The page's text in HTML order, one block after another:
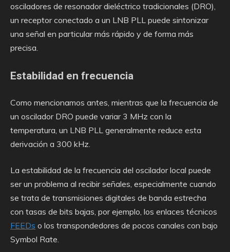
osciladores de resonador dieléctrico tradicionales (DRO),
un receptor conectado a un LNB PLL puede sintonizar
una señal en particular más rápido y de forma más
precisa.
Estabilidad en frecuencia
Como mencionamos antes, mientras que la frecuencia de
un oscilador DRO puede variar 3 MHz con la
temperatura, un LNB PLL generalmente reduce esta
derivación a 300 kHz.
La estabilidad de la frecuencia del oscilador local puede
ser un problema al recibir señales, especialmente cuando
se trata de transmisiones digitales de banda estrecha
con tasas de bits bajas, por ejemplo, los enlaces técnicos
FEEDs o los transpondedores de pocos canales con bajo
Symbol Rate.